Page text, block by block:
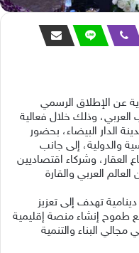
عن الإطلاق الرسمي
وذلك خلال فعالية
الخميس 28 أبريل 2026 بمدينة الدار البيضاء، بحضور
والدولية، إلى جانب
وشركاء اقتصاديين
العربي والقارة
تهدف إلى تعزيز
مع طموح إنشاء منصة إقليمية
البناء والتنمية